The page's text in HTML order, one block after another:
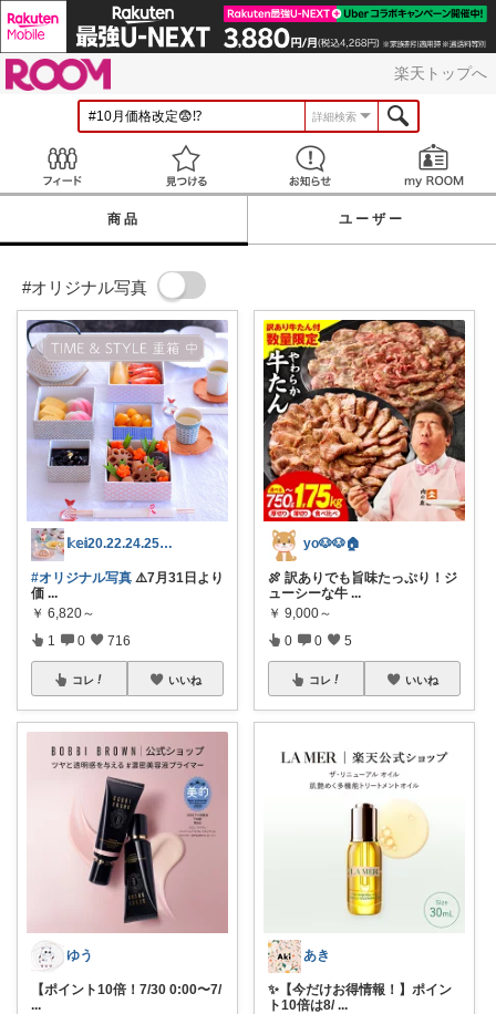
楽天トップへ
詳細検索
見つける お知らせ
商品 ユーザー
#オリジナル写真
𝕜𝕖𝕚20.22.24.25日💓
#オリジナル写真 ⚠️7月31日より
価 ...
￥ 6,820～
1 0 716
コレ いいね
ゆう
【ポイント10倍！7/30 0:00〜7/
...
yo🐶🐶🏠
🍖 訳ありでも旨味たっぷり！ジ
ューシーな牛 ...
￥ 9,000～
0 0 5
コレ いいね
あき
✨【今だけお得情報！】ポイン
ト10倍は8/ ...